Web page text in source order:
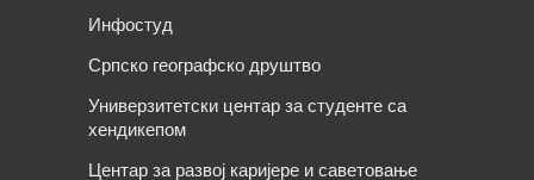
Инфостуд
Српско географско друштво
Универзитетски центар за студенте са
хендикепом
Центар за развој каријере и саветовање